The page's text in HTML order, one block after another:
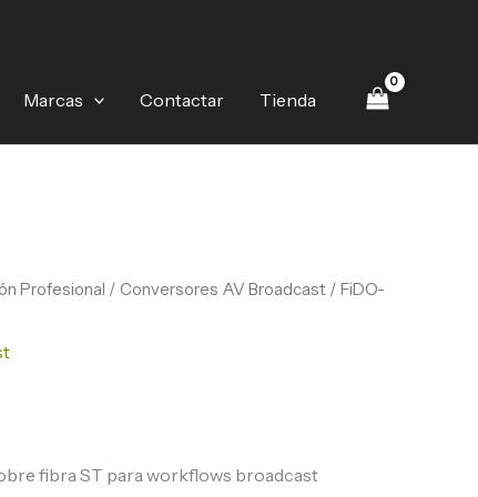
Marcas Contactar Tienda
Profesional / Conversores AV Broadcast / FiDO-
fibra ST para workflows broadcast